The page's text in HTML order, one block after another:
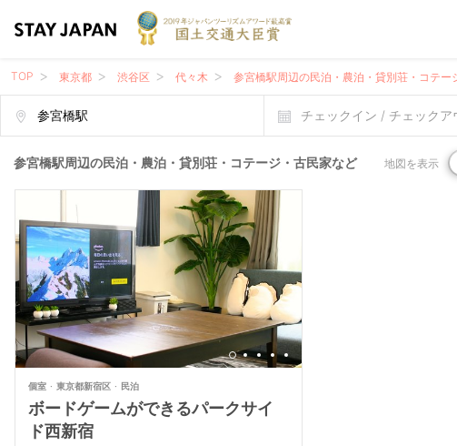
TOP 東京都 渋谷区 代々木 参宮橋駅周辺の民泊・農泊・貸別荘・コテー
チェックイン / チェックア
参宮橋駅周辺の民泊・農泊・貸別荘・コテージ・古民家など 地図を表示
個室 東京都新宿区 民泊
ボードゲームができるパークサイ
ド西新宿